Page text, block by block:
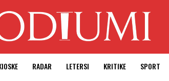
RADAR LETERSI KRITIKE SPORT